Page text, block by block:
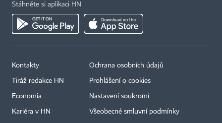
Stáhněte si aplikaci HN
Kontakty
Tiráž redakce HN
Economia
Kariéra v HN
Ochrana osobních údajů
Prohlášení o cookies
Nastavení soukromí
Všeobecné smluvní podmínky